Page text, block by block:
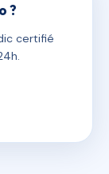
?
certifié